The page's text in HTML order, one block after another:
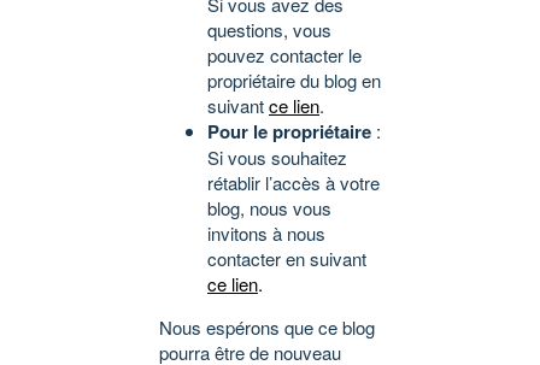
questions, vous
pouvez contacter le
propriétaire du blog en
suivantce lien.
Pour le propriétaire :
Si vous souhaitez
rétablir l’accès à votre
blog, nous vous
invitons à nous
contacter en suivant
ce lien.
Nous espérons que ce blog
pourra être de nouveau